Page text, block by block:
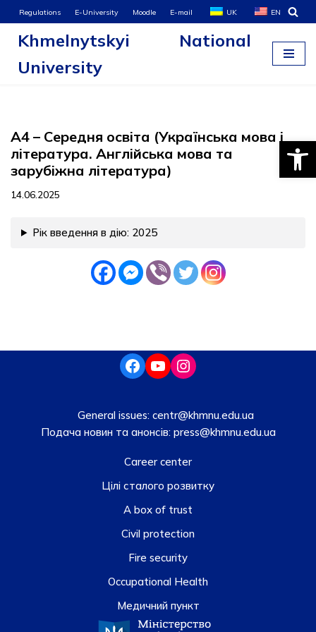
Skip
content
Regulations E-University Moodle E-mail UK EN
Khmelnytskyi National
University
А4 – Середня освіта (Українська мова і
література. Англійська мова та
зарубіжна література)
14.06.2025
Рік введення в дію: 2025
General issues: centr@khmnu.edu.ua
Подача новин та анонсів:press@khmnu.edu.ua
Career center
Цілі сталого розвитку
A box of trust
Civil protection
Fire security
Occupational Health
Медичний пункт